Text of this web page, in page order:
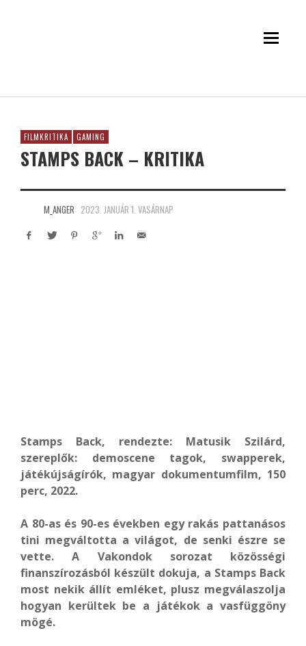
FILMKRITIKA GAMING
STAMPS BACK – KRITIKA
M_ANGER 2023. JANUÁR 1. VASÁRNAP
Stamps Back, rendezte: Matusik Szilárd,
szereplők: demoscene tagok, swapperek,
játékújságírók, magyar dokumentumfilm, 150
perc, 2022.
A 80-as és 90-es években egy rakás pattanásos
tini megváltotta a világot, de senki észre se
vette. A Vakondok sorozat közösségi
finanszírozásból készült dokuja, a Stamps Back
most nekik állít emléket, plusz megválaszolja
hogyan kerültek be a játékok a vasfüggöny
mögé.